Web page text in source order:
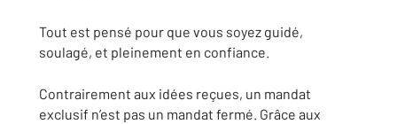
Tout est pensé pour que vous soyez guidé,
soulagé, et pleinement en confiance.
Contrairement aux idées reçues, un mandat
exclusif n’est pas un mandat fermé. Grâce aux